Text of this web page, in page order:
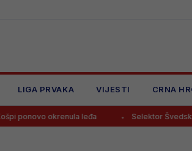
LIGA PRVAKA VIJESTI CRNA
leđa Selektor Švedske otputovao